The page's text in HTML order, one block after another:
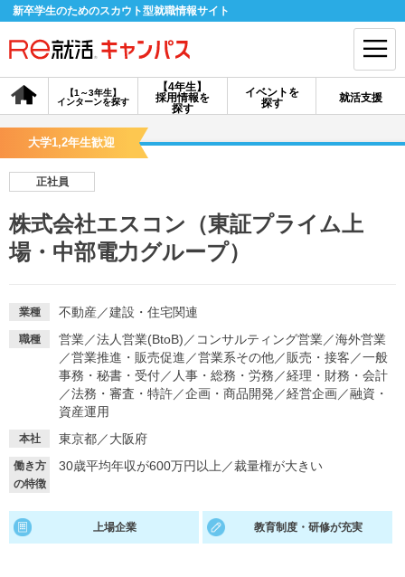
新卒学生のためのスカウト型就職情報サイト
【4年生】
採用情報を
探す
【1～3年生】
インターンを探す
イベントを
探す
就活支援
会員登録 ログイン
探す
【4年生】
【4年生】
イベントを探す スカウト お知らせ
就活ノウハウ・サポート
就活支援
就活ノウハウが満載！ お役立ち記事・相談室など
あなたに合う仕事を診断！ 動画で対策講座をチェック
大学1,2年生歓迎
正社員
株式会社エスコン（東証プライム上
場・中部電力グループ）
業種 不動産／建設・住宅関連
職種 営業／法人営業(BtoB) ／ コンサルティング営業／海外営業
／営業推進・販売促進 ／営業系その他／販売・接客 ／一般
事務・秘書・受付／ 人事・総務・労務 ／経理・財務・会計
／法務・審査・特許／企画・商品開発 ／経営企画／融資・
資産運用
本社 東京都／大阪府
働き方
の特徴
30歳平均年収が600万円以上 ／裁量権が大きい
上場企業 教育制度・研修が充実